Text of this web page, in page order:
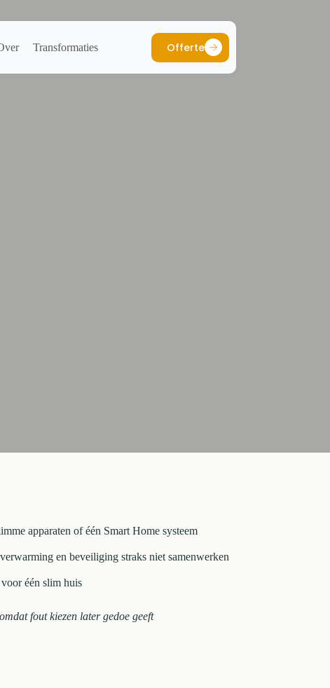
Transformaties Offerte
apparaten of één Smart Home systeem
en beveiliging straks niet samenwerken
één slim huis
fout kiezen later gedoe geeft